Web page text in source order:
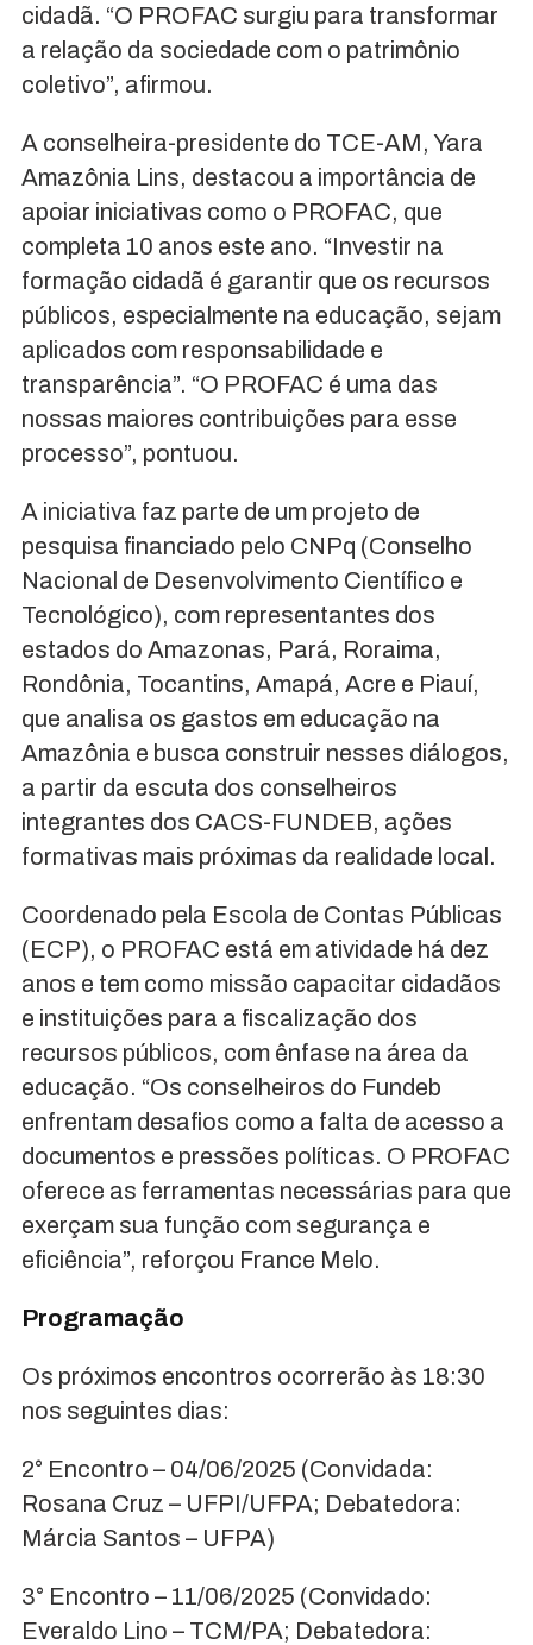
cidadã. “O PROFAC surgiu para transformar
a relação da sociedade com o patrimônio
coletivo”, afirmou.
A conselheira-presidente do TCE-AM, Yara
Amazônia Lins, destacou a importância de
apoiar iniciativas como o PROFAC, que
completa 10 anos este ano. “Investir na
formação cidadã é garantir que os recursos
públicos, especialmente na educação, sejam
aplicados com responsabilidade e
transparência”. “O PROFAC é uma das
nossas maiores contribuições para esse
processo”, pontuou.
A iniciativa faz parte de um projeto de
pesquisa financiado pelo CNPq (Conselho
Nacional de Desenvolvimento Científico e
Tecnológico), com representantes dos
estados do Amazonas, Pará, Roraima,
Rondônia, Tocantins, Amapá, Acre e Piauí,
que analisa os gastos em educação na
Amazônia e busca construir nesses diálogos,
a partir da escuta dos conselheiros
integrantes dos CACS-FUNDEB, ações
formativas mais próximas da realidade local.
Coordenado pela Escola de Contas Públicas
(ECP), o PROFAC está em atividade há dez
anos e tem como missão capacitar cidadãos
e instituições para a fiscalização dos
recursos públicos, com ênfase na área da
educação. “Os conselheiros do Fundeb
enfrentam desafios como a falta de acesso a
documentos e pressões políticas. O PROFAC
oferece as ferramentas necessárias para que
exerçam sua função com segurança e
eficiência”, reforçou France Melo.
Programação
Os próximos encontros ocorrerão às 18:30
nos seguintes dias:
2° Encontro – 04/06/2025 (Convidada:
Rosana Cruz – UFPI/UFPA; Debatedora:
Márcia Santos – UFPA)
3° Encontro – 11/06/2025 (Convidado:
Everaldo Lino – TCM/PA; Debatedora: